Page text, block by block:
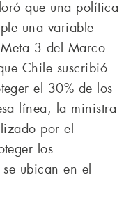
que una política
una variable
3 del Marco
Chile suscribió
el 30% de los
línea, la ministra
por el
los
se ubican en el